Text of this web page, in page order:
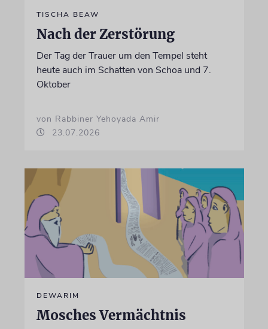
TISCHA BEAW
Nach der Zerstörung
Der Tag der Trauer um den Tempel steht
heute auch im Schatten von Schoa und 7.
Oktober
von Rabbiner Yehoyada Amir
23.07.2026
DEWARIM
Mosches Vermächtnis